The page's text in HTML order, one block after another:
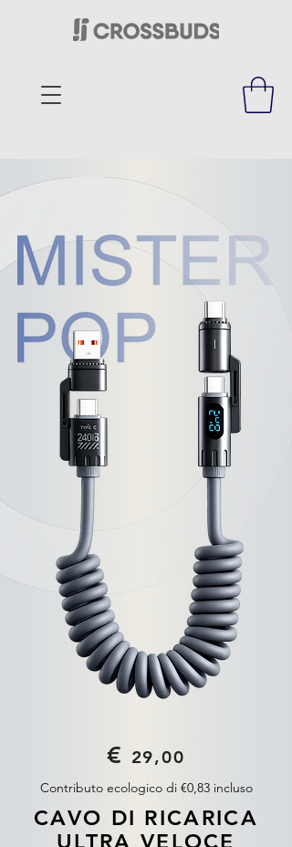
€ 29,00
Contributo ecologico di €0,83 incluso
CAVO DI RICARICA